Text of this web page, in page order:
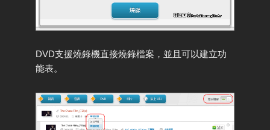
DVD支援燒錄機直接燒錄檔案，並且可以建立功
能表。